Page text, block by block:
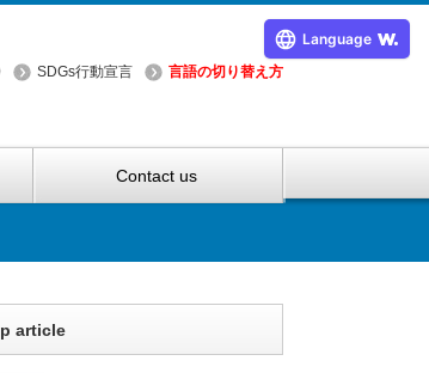
SDGs行動宣言 言語の切り替え方
Contact us
article
Language